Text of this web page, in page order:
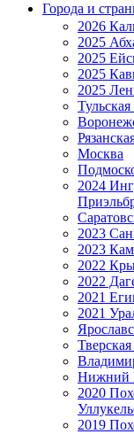
Города и
2026
2025
2025
2025
2025
Тульская
Москва
2024
2023
2023
2022
2022
2021
2021
Нижний
2020
2019